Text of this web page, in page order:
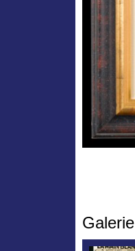
Galerie